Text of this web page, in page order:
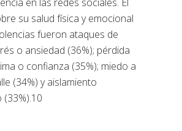
su salud física y emocional
fueron ataques de
o ansiedad (36%); pérdida
o confianza (35%); miedo a
(34%) y aislamiento
(33%).10